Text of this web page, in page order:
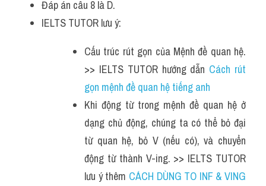
Đáp án câu 8 là D.
IELTS TUTOR lưu ý:
Cấu trúc rút gọn của Mệnh đề quan hệ.
>> IELTS TUTOR hướng dẫn Cách rút
gọn mệnh đề quan hệ tiếng anh
Khi động từ trong mệnh đề quan hệ ở
dạng chủ động, chúng ta có thể bỏ đại
từ quan hệ, bỏ V (nếu có), và chuyển
động từ thành V-ing. >> IELTS TUTOR
lưu ý thêm CÁCH DÙNG TO INF & VING